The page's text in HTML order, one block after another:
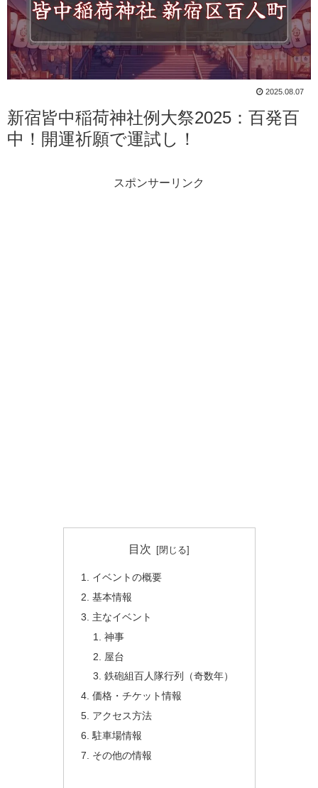
2025.08.07
新宿皆中稲荷神社例大祭2025：百発百
中！開運祈願で運試し！
スポンサーリンク
目次
イベントの概要
基本情報
主なイベント
神事
屋台
鉄砲組百人隊行列（奇数年）
価格・チケット情報
アクセス方法
駐車場情報
その他の情報